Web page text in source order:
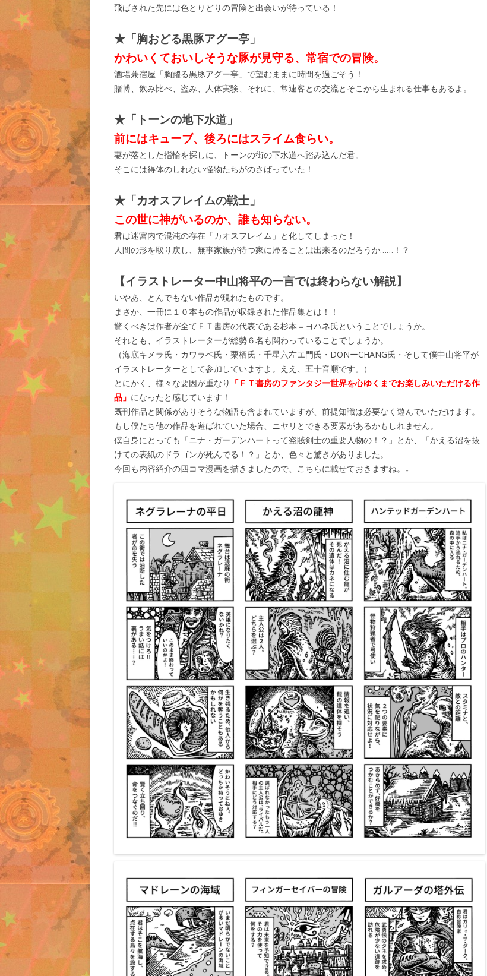
飛ばされた先には色とりどりの冒険と出会いが待っている！
★「胸おどる黒豚アグー亭」
かわいくておいしそうな豚が見守る、常宿での冒険。
酒場兼宿屋「胸躍る黒豚アグー亭」で望むままに時間を過ごそう！
賭博、飲み比べ、盗み、人体実験、それに、常連客との交流とそこから生まれる仕事もあるよ。
★「トーンの地下水道」
前にはキューブ、後ろにはスライム食らい。
妻が落とした指輪を探しに、トーンの街の下水道へ踏み込んだ君。
そこには得体のしれない怪物たちがのさばっていた！
★「カオスフレイムの戦士」
この世に神がいるのか、誰も知らない。
君は迷宮内で混沌の存在「カオスフレイム」と化してしまった！
人間の形を取り戻し、無事家族が待つ家に帰ることは出来るのだろうか……！？
【イラストレーター中山将平の一言では終わらない解説】
いやあ、とんでもない作品が現れたものです。
まさか、一冊に１０本もの作品が収録された作品集とは！！
驚くべきは作者が全てＦＴ書房の代表である杉本＝ヨハネ氏ということでしょうか。
それとも、イラストレーターが総勢６名も関わっていることでしょうか。
（海底キメラ氏・カワラベ氏・栗栖氏・千星六左エ門氏・DONーCHANG氏・そして僕中山将平が
イラストレーターとして参加していますよ。ええ、五十音順です。）
とにかく、様々な要因が重なり 「ＦＴ書房のファンタジー世界を心ゆくまでお楽しみいただける作
品」 になったと感じています！
既刊作品と関係がありそうな物語も含まれていますが、前提知識は必要なく遊んでいただけます。
もし僕たち他の作品を遊ばれていた場合、ニヤリとできる要素があるかもしれません。
僕自身にとっても「ニナ・ガーデンハートって盗賊剣士の重要人物の！？」とか、「かえる沼を抜
けての表紙のドラゴンが死んでる！？」とか、色々と驚きがありました。
今回も内容紹介の四コマ漫画を描きましたので、こちらに載せておきますね。↓